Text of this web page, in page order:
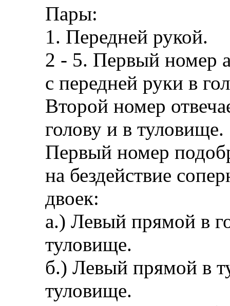
Пары:
1. Передней рукой.
2 - 5. Первый номер
с передней руки в
Второй номер
голову и в туловище.
Первый номер
на бездействие
двоек:
а.) Левый прямой в
туловище.
б.) Левый прямой в
туловище.